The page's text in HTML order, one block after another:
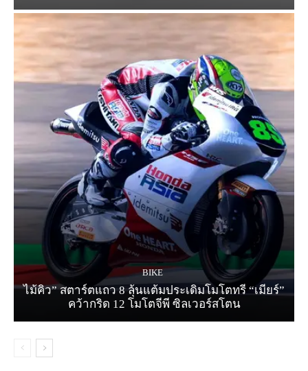
BIKE
ไม้คิว” สตาร์ตแถว 8 ลุ้นแต้มประเดิมโมโตทรี “เมียร์”
คว้ากริด 12 โมโตจีพี ซิลเวอร์สโตน